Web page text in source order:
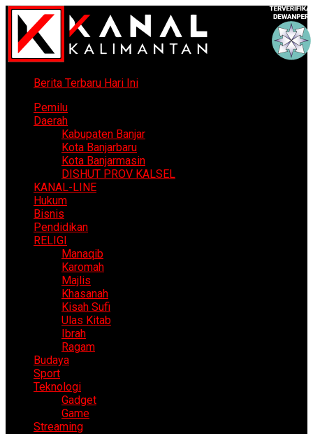
Berita Terbaru Hari Ini
Pemilu
Daerah
Kabupaten Banjar
Kota Banjarbaru
Kota Banjarmasin
DISHUT PROV KALSEL
KANAL-LINE
Hukum
Bisnis
Pendidikan
RELIGI
Manaqib
Karomah
Majlis
Khasanah
Kisah Sufi
Ulas Kitab
Ibrah
Ragam
Budaya
Sport
Teknologi
Gadget
Game
Streaming